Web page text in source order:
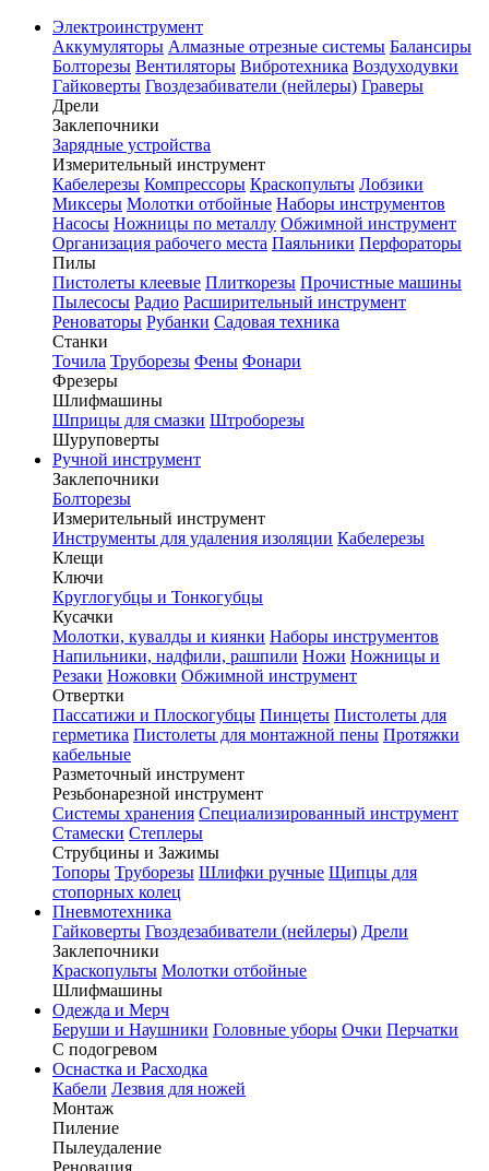
Электроинструмент
Аккумуляторы Алмазные отрезные системы Балансиры
Болторезы Вентиляторы Вибротехника Воздуходувки
Гайковерты Гвоздезабиватели (нейлеры) Граверы
Дрели
Заклепочники
Зарядные устройства
Измерительный инструмент
Кабелерезы Компрессоры Краскопульты Лобзики
Миксеры Молотки отбойные Наборы инструментов
Насосы Ножницы по металлу Обжимной инструмент
Организация рабочего места Паяльники Перфораторы
Пилы
Пистолеты клеевые Плиткорезы Прочистные машины
Пылесосы Радио Расширительный инструмент
Реноваторы Рубанки Садовая техника
Станки
Точила Труборезы Фены Фонари
Фрезеры
Шлифмашины
Шприцы для смазки Штроборезы
Шуруповерты
Ручной инструмент
Заклепочники
Болторезы
Измерительный инструмент
Инструменты для удаления изоляции Кабелерезы
Клещи
Ключи
Круглогубцы и Тонкогубцы
Кусачки
Молотки, кувалды и киянки Наборы инструментов
Напильники, надфили, рашпили Ножи Ножницы и
Резаки Ножовки Обжимной инструмент
Отвертки
Пассатижи и Плоскогубцы Пинцеты Пистолеты для
герметика Пистолеты для монтажной пены Протяжки
кабельные
Разметочный инструмент
Резьбонарезной инструмент
Системы хранения Специализированный инструмент
Стамески Степлеры
Струбцины и Зажимы
Топоры Труборезы Шлифки ручные Щипцы для
стопорных колец
Пневмотехника
Гайковерты Гвоздезабиватели (нейлеры) Дрели
Заклепочники
Краскопульты Молотки отбойные
Шлифмашины
Одежда и Мерч
Беруши и Наушники Головные уборы Очки Перчатки
С подогревом
Оснастка и Расходка
Кабели Лезвия для ножей
Монтаж
Пиление
Пылеудаление
Реновация